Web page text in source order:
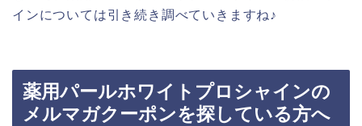
インについては引き続き調べていきますね♪
薬用パールホワイトプロシャインの
メルマガクーポンを探している方へ